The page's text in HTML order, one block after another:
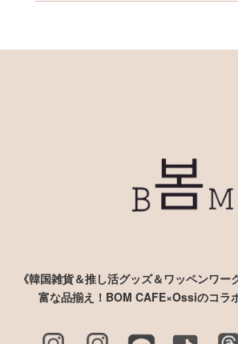
《韓国雑貨＆推し活グッズ＆ワッペンワ
富な品揃え！BOM CAFE×Ossiのコラ